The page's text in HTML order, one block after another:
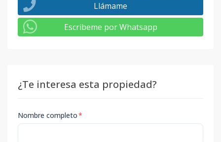
Llámame
Escribeme por Whatsapp
¿Te interesa esta propiedad?
Nombre completo*